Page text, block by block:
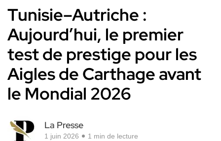
Tunisie–Autriche :
Aujourd’hui, le premier
test de prestige pour les
Aigles de Carthage avant
le Mondial 2026
La Presse
1 juin 2026 1 min de lecture